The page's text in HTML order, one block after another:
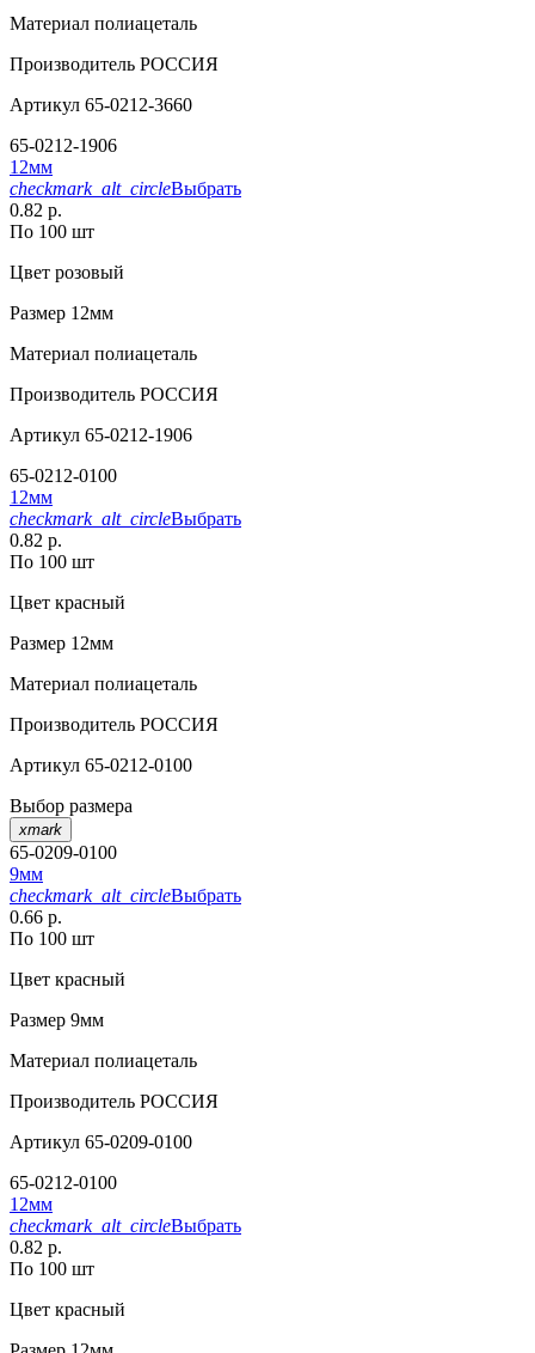
Материал полиацеталь
Производитель РОССИЯ
Артикул 65-0212-3660
65-0212-1906
12мм
checkmark_alt_circleВыбрать
0.82 р.
По 100 шт
Цвет розовый
Размер 12мм
Материал полиацеталь
Производитель РОССИЯ
Артикул 65-0212-1906
65-0212-0100
12мм
checkmark_alt_circleВыбрать
0.82 р.
По 100 шт
Цвет красный
Размер 12мм
Материал полиацеталь
Производитель РОССИЯ
Артикул 65-0212-0100
Выбор размера
xmark
65-0209-0100
9мм
checkmark_alt_circleВыбрать
0.66 р.
По 100 шт
Цвет красный
Размер 9мм
Материал полиацеталь
Производитель РОССИЯ
Артикул 65-0209-0100
65-0212-0100
12мм
checkmark_alt_circleВыбрать
0.82 р.
По 100 шт
Цвет красный